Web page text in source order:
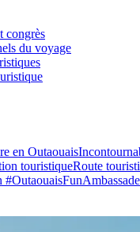
congrès
du voyage
en Outaouais
touristiqueRoute
#OutaouaisFun